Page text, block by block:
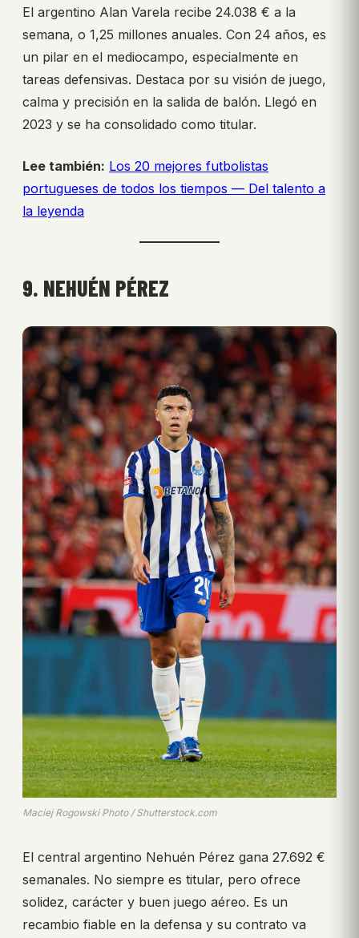
El argentino Alan Varela recibe 24.038 € a la
semana, o 1,25 millones anuales. Con 24 años, es
un pilar en el mediocampo, especialmente en
tareas defensivas. Destaca por su visión de juego,
calma y precisión en la salida de balón. Llegó en
2023 y se ha consolidado como titular.
Lee también: Los 20 mejores futbolistas
portugueses de todos los tiempos — Del talento a
la leyenda
9. NEHUÉN PÉREZ
Maciej Rogowski Photo / Shutterstock.com
El central argentino Nehuén Pérez gana 27.692 €
semanales. No siempre es titular, pero ofrece
solidez, carácter y buen juego aéreo. Es un
recambio fiable en la defensa y su contrato va